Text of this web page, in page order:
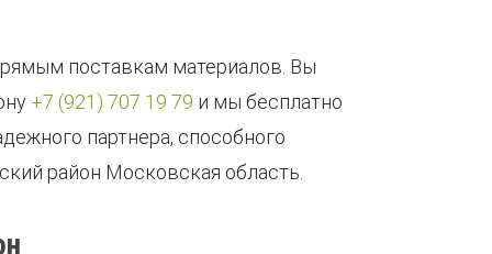
поставкам материалов. Вы
+7 (921) 707 19 79 и мы бесплатно
партнера, способного
район Московская область.